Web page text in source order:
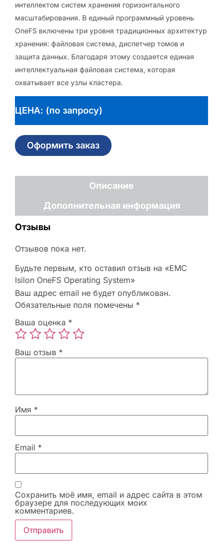
интеллектом систем хранения горизонтального
масштабирования. В единый программный уровень
OneFS включены три уровня традиционных архитектур
хранения: файловая система, диспетчер томов и
защита данных. Благодаря этому создается единая
интеллектуальная файловая система, которая
охватывает все узлы кластера.
ЦЕНА: (по запросу)
Оформить заказ
Описание
Дополнительная информация
Отзывы
Отзывов пока нет.
Будьте первым, кто оставил отзыв на «EMC
Isilon OneFS Operating System»
Ваш адрес email не будет опубликован.
Обязательные поля помечены *
Ваша оценка *
Ваш отзыв *
Имя *
Email *
Сохранить моё имя, email и адрес сайта в этом
браузере для последующих моих
комментариев.